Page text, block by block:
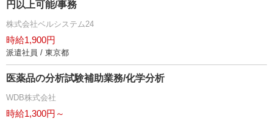
円以上可能/事務
株式会社ベルシステム24
時給1,900円
派遣社員 / 東京都
医薬品の分析試験補助業務/化学分析
WDB株式会社
時給1,300円～